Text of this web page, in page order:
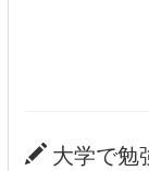
大学で勉